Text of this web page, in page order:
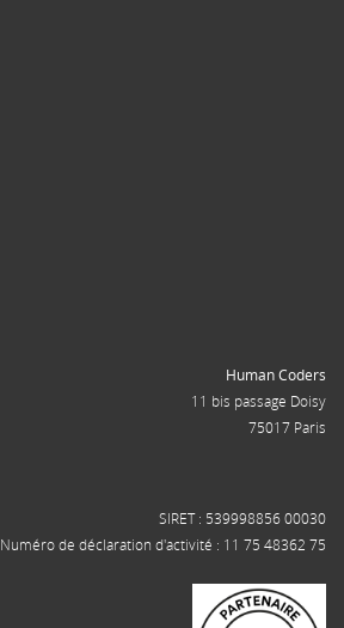
Human Coders
11 bis passage Doisy
75017 Paris
SIRET : 539998856 00030
Numéro de déclaration d'activité : 11 75 48362 75